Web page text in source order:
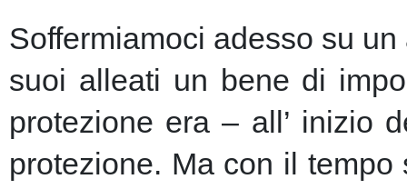
Soffermiamoci adesso su
suoi alleati un bene di
protezione era – all’ inizio
protezione. Ma con il tempo